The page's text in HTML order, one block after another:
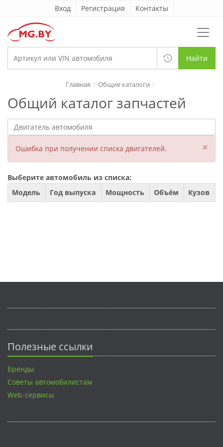
Вход Регистрация Контакты
Найти
Общий каталог запчастей
Главная Общие каталоги
Ошибка при получении списка двигателей. ×
Выберите автомобиль из списка:
Модель
Год выпуска Мощность Объём Кузов
Полезные ссылки
Бренды
Советы автомобилистам
Web-сервисы